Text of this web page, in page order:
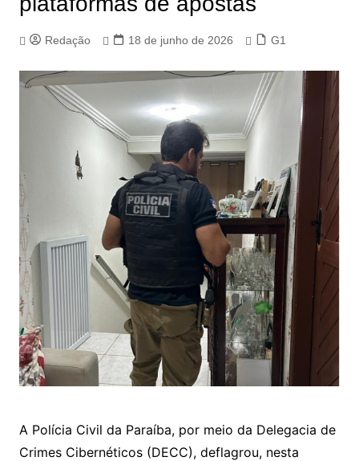
Redação 18 de junho de 2026 G1
A Polícia Civil da Paraíba, por meio da Delegacia de
Crimes Cibernéticos (DECC), deflagrou, nesta